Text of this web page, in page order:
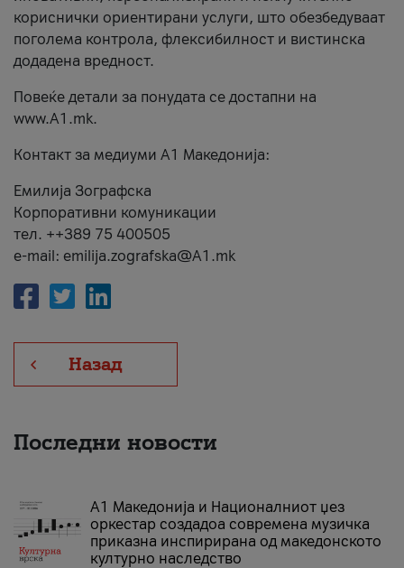
кориснички ориентирани услуги, што обезбедуваат
поголема контрола, флексибилност и вистинска
додадена вредност.
Повеќе детали за понудата се достапни на
www.А1.mk.
Контакт за медиуми А1 Македонија:
Емилија Зографска
Корпоративни комуникации
тел. ++389 75 400505
e-mail: emilija.zografska@A1.mk
Назад
Последни новости
А1 Македонија и Националниот џез
оркестар создадоа современа музичка
приказна инспирирана од македонското
културно наследство